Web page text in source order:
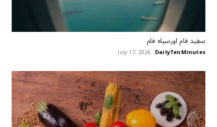
سفید فام اورسیاہ فام
DailyTenMinutes
July 17, 2026